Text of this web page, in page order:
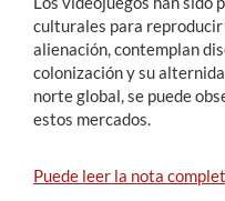
culturales para reproducir
alienación, contemplan
colonización y su
norte global, se puede
estos mercados.
Puede leer la nota